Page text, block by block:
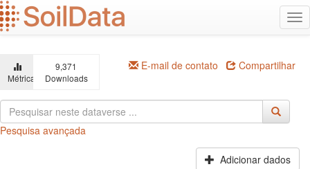
Ir
para
o
principal
Métricas
9,371
Downloads
E-mail de contato Compartilhar
Pesquisa avançada
Adicionar dados